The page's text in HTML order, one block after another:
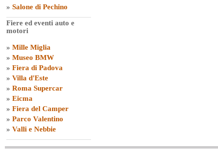
» Salone di Pechino
Fiere ed eventi auto e
motori
» Mille Miglia
» Museo BMW
» Fiera di Padova
» Villa d'Este
» Roma Supercar
» Eicma
» Fiera del Camper
» Parco Valentino
» Valli e Nebbie